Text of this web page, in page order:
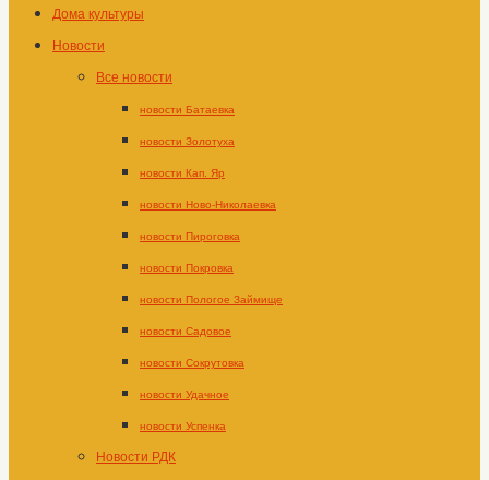
Дома культуры
Новости
Все новости
новости Батаевка
новости Золотуха
новости Кап. Яр
новости Ново-Николаевка
новости Пироговка
новости Покровка
новости Пологое Займище
новости Садовое
новости Сокрутовка
новости Удачное
новости Успенка
Новости РДК